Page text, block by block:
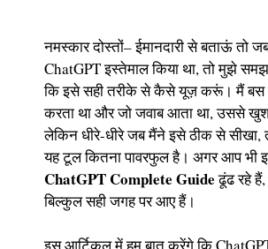
नमस्कार दोस्तों– ईमानदारी से बताऊं तो
ChatGPT इस्तेमाल किया था, तो मुझे
कि इसे सही तरीके से कैसे यूज़ करूं। मैं बस
करता था और जो जवाब आता था, उससे खुश
लेकिन धीरे-धीरे जब मैंने इसे ठीक से सीखा,
यह टूल कितना पावरफुल है। अगर आप भी
ChatGPT Complete Guideढूंढ रहे
बिल्कुल सही जगह पर आए हैं।